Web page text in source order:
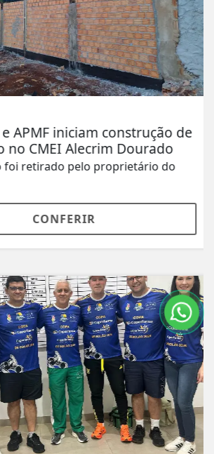
APMF iniciam construção de
CMEI Alecrim Dourado
retirado pelo proprietário do
CONFERIR